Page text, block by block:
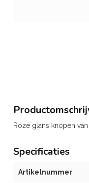
Roze glans knopen
Specificaties
Artikelnummer